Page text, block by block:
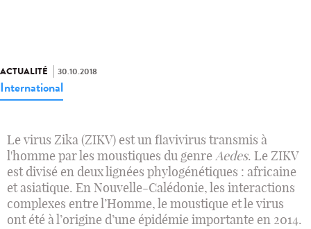
ACTUALITÉ 30.10.2018
International
Le virus Zika (ZIKV) est un flavivirus transmis à
l'homme par les moustiques du genreAedes. Le ZIKV
est divisé en deux lignées phylogénétiques : africaine
et asiatique. En Nouvelle-Calédonie, les interactions
complexes entre l’Homme, le moustique et le virus
ont été à l’origine d’une épidémie importante en 2014.